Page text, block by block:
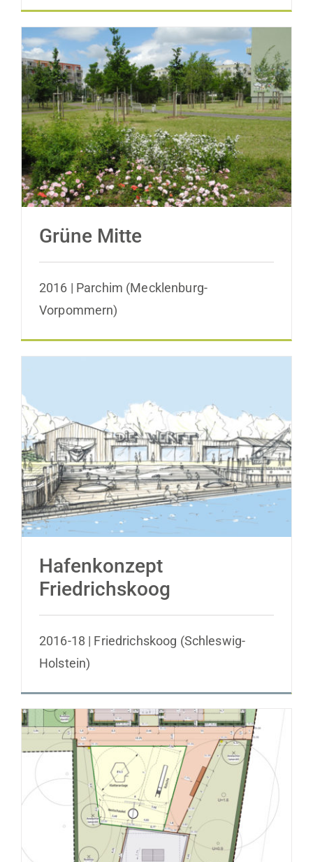
Grüne Mitte
Grüne Mitte
2016 | Parchim (Mecklenburg-
Vorpommern)
Hafenkonzept Friedrichskoog
Hafenkonzept
Friedrichskoog
2016-18 | Friedrichskoog (Schleswig-
Holstein)
Wohnungsneubau Schmidstraße 13/15